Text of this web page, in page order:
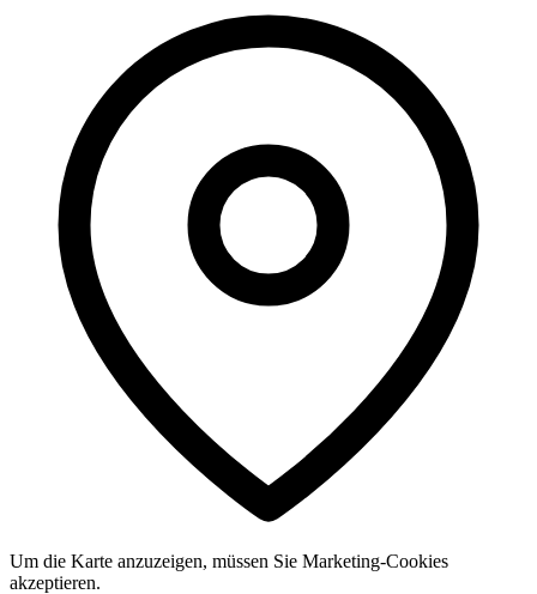
Um die Karte anzuzeigen, müssen Sie Marketing-Cookies
akzeptieren.